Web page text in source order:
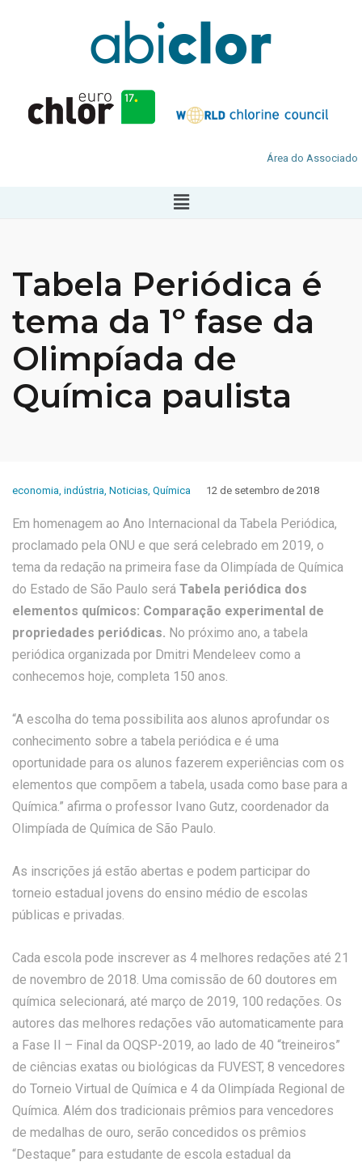
Área do Associado
Tabela Periódica é
tema da 1º fase da
Olimpíada de
Química paulista
economia, indústria, Noticias, Química 12 de setembro de 2018
Em homenagem ao Ano Internacional da Tabela Periódica,
proclamado pela ONU e que será celebrado em 2019, o
tema da redação na primeira fase da Olimpíada de Química
do Estado de São Paulo será Tabela periódica dos
elementos químicos: Comparação experimental de
propriedades periódicas. No próximo ano, a tabela
periódica organizada por Dmitri Mendeleev como a
conhecemos hoje, completa 150 anos.
“A escolha do tema possibilita aos alunos aprofundar os
conhecimento sobre a tabela periódica e é uma
oportunidade para os alunos fazerem experiências com os
elementos que compõem a tabela, usada como base para a
Química.” afirma o professor Ivano Gutz, coordenador da
Olimpíada de Química de São Paulo.
As inscrições já estão abertas e podem participar do
torneio estadual jovens do ensino médio de escolas
públicas e privadas.
Cada escola pode inscrever as 4 melhores redações até 21
de novembro de 2018. Uma comissão de 60 doutores em
química selecionará, até março de 2019, 100 redações. Os
autores das melhores redações vão automaticamente para
a Fase II – Final da OQSP-2019, ao lado de 40 “treineiros”
de ciências exatas ou biológicas da FUVEST, 8 vencedores
do Torneio Virtual de Química e 4 da Olimpíada Regional de
Química. Além dos tradicionais prêmios para vencedores
de medalhas de ouro, serão concedidos os prêmios
“Destaque” para estudante de escola estadual da